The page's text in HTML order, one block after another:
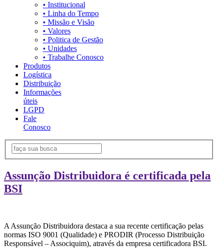
• Institucional
• Linha do Tempo
• Missão e Visão
• Valores
• Politica de Gestão
• Unidades
• Trabalhe Conosco
Produtos
Logística
Distribuição
Informações
úteis
LGPD
Fale
Conosco
Assunção Distribuidora é certificada pela
BSI
A Assunção Distribuidora destaca a sua recente certificação pelas
normas ISO 9001 (Qualidade) e PRODIR (Processo Distribuição
Responsável – Associquim), através da empresa certificadora BSI.